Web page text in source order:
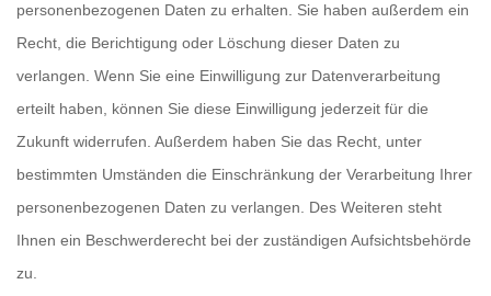
personenbezogenen Daten zu erhalten. Sie haben außerdem ein
Recht, die Berichtigung oder Löschung dieser Daten zu
verlangen. Wenn Sie eine Einwilligung zur Datenverarbeitung
erteilt haben, können Sie diese Einwilligung jederzeit für die
Zukunft widerrufen. Außerdem haben Sie das Recht, unter
bestimmten Umständen die Einschränkung der Verarbeitung Ihrer
personenbezogenen Daten zu verlangen. Des Weiteren steht
Ihnen ein Beschwerderecht bei der zuständigen Aufsichtsbehörde
zu.